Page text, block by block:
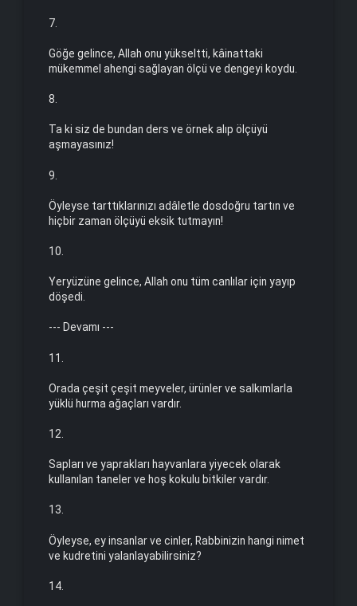
7.
Göğe gelince, Allah onu yükseltti, kâinattaki
mükemmel ahengi sağlayan ölçü ve dengeyi koydu.
8.
Ta ki siz de bundan ders ve örnek alıp ölçüyü
aşmayasınız!
9.
Öyleyse tarttıklarınızı adâletle dosdoğru tartın ve
hiçbir zaman ölçüyü eksik tutmayın!
10.
Yeryüzüne gelince, Allah onu tüm canlılar için yayıp
döşedi.
--- Devamı ---
11.
Orada çeşit çeşit meyveler, ürünler ve salkımlarla
yüklü hurma ağaçları vardır.
12.
Sapları ve yaprakları hayvanlara yiyecek olarak
kullanılan taneler ve hoş kokulu bitkiler vardır.
13.
Öyleyse, ey insanlar ve cinler, Rabbinizin hangi nimet
ve kudretini yalanlayabilirsiniz?
14.